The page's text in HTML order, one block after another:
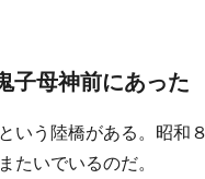
子母神前にあった
いう陸橋がある。昭和
たいでいるのだ。